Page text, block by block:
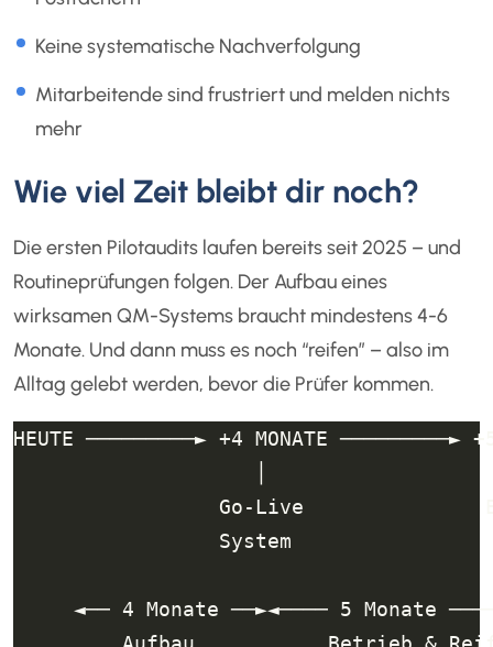
Keine systematische Nachverfolgung
Mitarbeitende sind frustriert und melden nichts
mehr
Wie viel Zeit bleibt dir noch?
Die ersten Pilotaudits laufen bereits seit 2025 – und
Routineprüfungen folgen. Der Aufbau eines
wirksamen QM-Systems braucht mindestens 4-6
Monate. Und dann muss es noch “reifen” – also im
Alltag gelebt werden, bevor die Prüfer kommen.